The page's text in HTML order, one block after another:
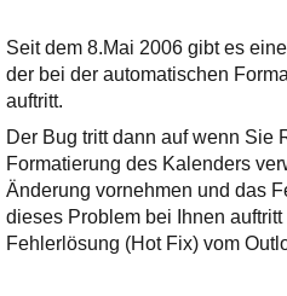
Seit dem 8.Mai 2006 gibt es
der bei der automatischen
auftritt.
Der Bug tritt dann auf wenn Sie
Formatierung des Kalenders
Änderung vornehmen und das
dieses Problem bei Ihnen
Fehlerlösung (Hot Fix) vom
bereithält!
Wie z.B. Outlook,
GMail, Thunderbird
oder auch
KuNoMail, usw.
Ihre E-Mail
Adresse: